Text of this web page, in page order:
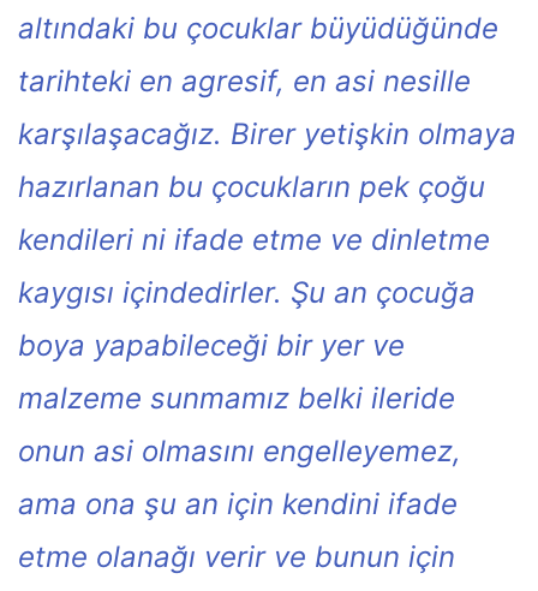
altındaki bu çocuklar büyüdüğünde
tarihteki en agresif, en asi nesille
karşılaşacağız. Birer yetişkin olmaya
hazırlanan bu çocukların pek çoğu
kendileri ni ifade etme ve dinletme
kaygısı içindedirler. Şu an çocuğa
boya yapabileceği bir yer ve
malzeme sunmamız belki ileride
onun asi olmasını engelleyemez,
ama ona şu an için kendini ifade
etme olanağı verir ve bunun için